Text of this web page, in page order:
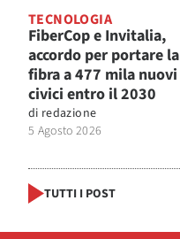
TECNOLOGIA
FiberCop e Invitalia,
accordo per portare la
fibra a 477 mila nuovi
civici entro il 2030
di redazione
5 Agosto 2026
TUTTI I POST